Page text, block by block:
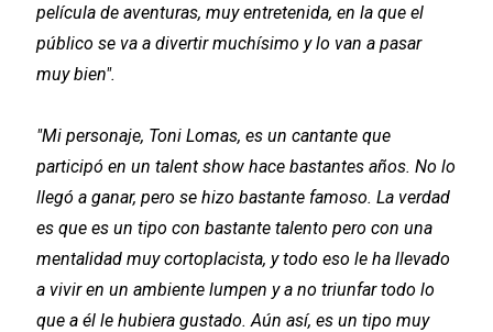
película de aventuras, muy entretenida, en la que el
público se va a divertir muchísimo y lo van a pasar
muy bien".
"Mi personaje, Toni Lomas, es un cantante que
participó en un talent show hace bastantes años. No lo
llegó a ganar, pero se hizo bastante famoso. La verdad
es que es un tipo con bastante talento pero con una
mentalidad muy cortoplacista, y todo eso le ha llevado
a vivir en un ambiente lumpen y a no triunfar todo lo
que a él le hubiera gustado. Aún así, es un tipo muy